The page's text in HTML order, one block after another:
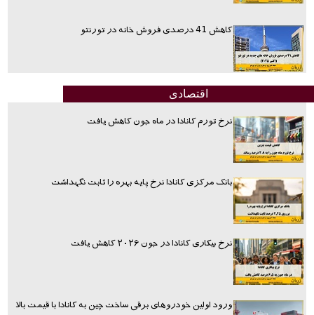
کاهش 41 درصدی فروش خانه در تورنتو
اقتصادی
نرخ تورم کانادا در ماه جون کاهش یافت
بانک مرکزی کانادا نرخ پایه بهره را ثابت نگهداشت
نرخ بیکاری کانادا در جون ۲۰۲۶ کاهش یافت
ورود اولین خودروهای برقی ساخت چین به کانادا با قیمت بالا